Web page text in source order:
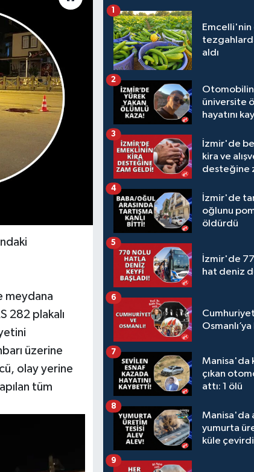
meydana
282 plakalı
üzerine
olay yerine
tüm
aldı
1
Otomobilin
üniversite
hayatını
2
İzmir'de
kira ve
desteğine
3
İzmir'de
oğlunu
öldürdü
4
İzmir'de
hat deniz
5
Osmanlı’ya
6
Manisa'da
çıkan
attı: 1 ölü
7
Manisa'da
yumurta
küle çevirdi
8
9